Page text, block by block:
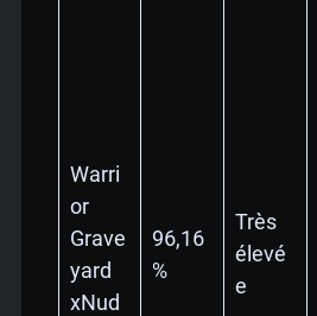
Warri
or
Grave
yard
xNud
96,16
%
Très
élevé
e